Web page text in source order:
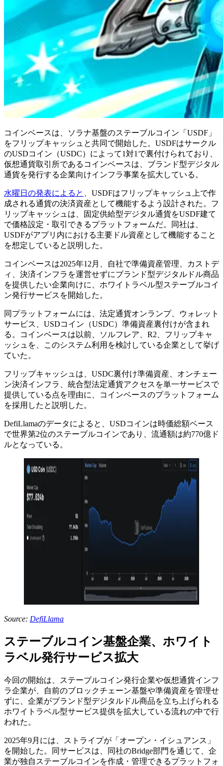
コインベースは、ソラナ基盤のステーブルコイン「USDF」
をフリップキャッシュと共同で開始した。USDFはサークル
のUSDコイン（USDC）によって1対1で裏付けられており、
仮想通貨取引所であるコインベースは、ブランド型デジタル
通貨を発行する企業向けインフラ事業を拡大している。
水曜日の発表によると
、USDFはフリップキャッシュ上で作
成される通貨の決済資産として機能するよう設計された。フ
リップキャッシュは、固定供給型デジタル通貨をUSDF建て
で価格設定・取引できるプラットフォームだ。同社は、
USDFがアプリ内における主要ドル資産として機能すること
を想定していると説明した。
コインベースは2025年12月、自社で準備資産管理、カストデ
ィ、決済インフラを運営せずにブランド型デジタルドル商品
を提供したい企業向けに、ホワイトラベル型ステーブルコイ
ン発行サービスを開始した。
同プラットフォームには、法定通貨オンランプ、ウォレット
サービス、USDコイン（USDC）準備資産裏付けが含まれ
る。コインベースは以前、ソルフレア、R2、フリップキャ
ッシュを、このシステム利用を検討している企業として挙げ
ていた。
フリップキャッシュは、USDC裏付け準備資産、オンチェー
ン決済インフラ、統合型法定通貨アクセスを単一サービスで
提供している点を理由に、コインベースのプラットフォーム
を採用したと説明した。
DefiLlamaのデータによると、USDコインは時価総額ベース
で世界第2位のステーブルコインであり、流通額は約770億ド
ルとなっている。
Source: DefiLlama
ステーブルコイン基盤企業、ホワイト
ラベル発行サービス拡大
今回の開始は、ステーブルコイン発行企業や仮想通貨インフ
ラ企業が、自前のブロックチェーン基盤や準備資産を管理せ
ずに、企業がブランド型デジタルドル商品を立ち上げられる
ホワイトラベル型サービス提供を拡大している流れの中で行
われた。
2025年9月には、ストライプが「オープン・イシュアンス」
を開始した。同サービスは、同社のBridge部門を通じて、企
業が独自ステーブルコインを作成・管理できるプラットフォ